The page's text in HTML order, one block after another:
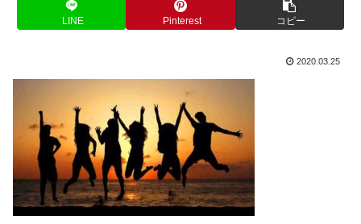
LINE Pinterest コピー
2020.03.25